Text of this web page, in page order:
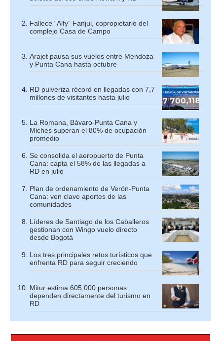
Fallece “Alfy” Fanjul, copropietario del
complejo Casa de Campo
Arajet pausa sus vuelos entre Mendoza
y Punta Cana hasta octubre
RD pulveriza récord en llegadas con 7,7
millones de visitantes hasta julio
La Romana, Bávaro-Punta Cana y
Miches superan el 80% de ocupación
promedio
Se consolida el aeropuerto de Punta
Cana: capta el 58% de las llegadas a
RD en julio
Plan de ordenamiento de Verón-Punta
Cana: ven clave aportes de las
comunidades
Líderes de Santiago de los Caballeros
gestionan con Wingo vuelo directo
desde Bogotá
Los tres principales retos turísticos que
enfrenta RD para seguir creciendo
Mitur estima 605,000 personas
dependen directamente del turismo en
RD